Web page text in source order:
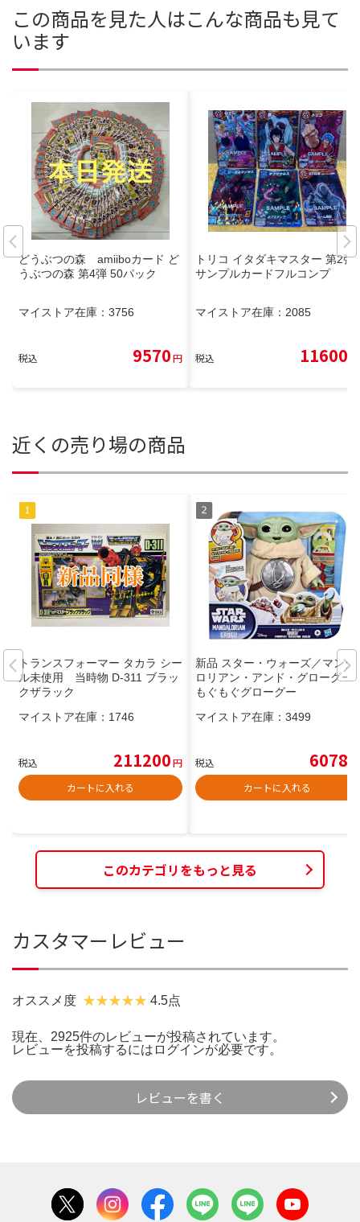
この商品を見た人はこんな商品も見て
います
どうぶつの森 amiiboカード ど
うぶつの森 第4弾 50パック
マイストア在庫： 3756
税込 9570円
トリコ イタダキマスター 第2弾
サンプルカードフルコンプ
マイストア在庫： 2085
税込 11600
近くの売り場の商品
トランスフォーマー タカラ シー
ル未使用 当時物 D-311 ブラッ
クザラック
マイストア在庫： 1746
税込 211200円
カートに入れる
新品 スター・ウォーズ／マンダ
ロリアン・アンド・グローグー
もぐもぐグローグー
マイストア在庫： 3499
税込 6078
カートに入れる
このカテゴリをもっと見る
カスタマーレビュー
オススメ度 4.5点
現在、2925件のレビューが投稿されています。
レビューを投稿するには ログインが必要です。
レビューを書く